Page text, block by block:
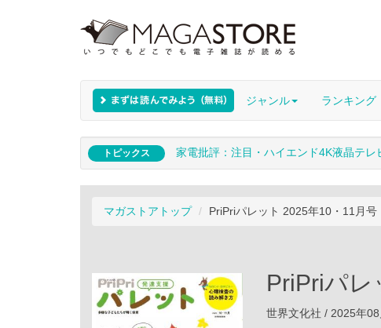
ジャンル ランキング
トピックス 家電批評：注目・ハイエンド4K液晶テレ
マガストアトップ PriPriパレット 2025年10・11月号
PriPriパレ
世界文化社 / 2025年